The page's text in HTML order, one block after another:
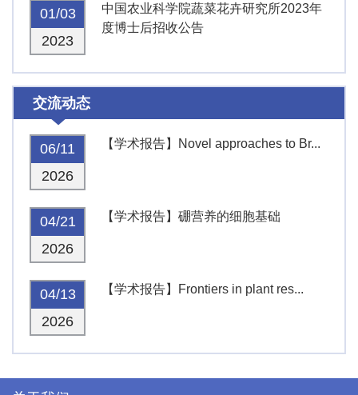
01/03
2023
中国农业科学院蔬菜花卉研究所2023年
度博士后招收公告
交流动态
06/11
2026
【学术报告】Novel approaches to Br...
04/21
2026
【学术报告】硼营养的细胞基础
04/13
2026
【学术报告】Frontiers in plant res...